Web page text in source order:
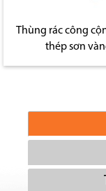
Thùng rác công
thép sơn